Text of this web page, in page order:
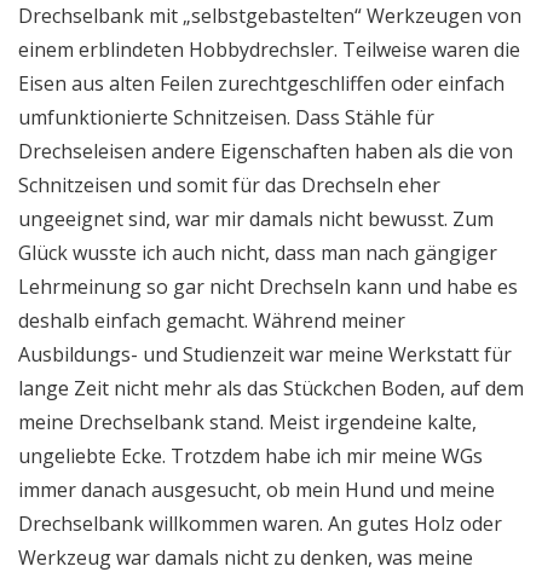
Drechselbank mit „selbstgebastelten“ Werkzeugen von
einem erblindeten Hobbydrechsler. Teilweise waren die
Eisen aus alten Feilen zurechtgeschliffen oder einfach
umfunktionierte Schnitzeisen. Dass Stähle für
Drechseleisen andere Eigenschaften haben als die von
Schnitzeisen und somit für das Drechseln eher
ungeeignet sind, war mir damals nicht bewusst. Zum
Glück wusste ich auch nicht, dass man nach gängiger
Lehrmeinung so gar nicht Drechseln kann und habe es
deshalb einfach gemacht. Während meiner
Ausbildungs- und Studienzeit war meine Werkstatt für
lange Zeit nicht mehr als das Stückchen Boden, auf dem
meine Drechselbank stand. Meist irgendeine kalte,
ungeliebte Ecke. Trotzdem habe ich mir meine WGs
immer danach ausgesucht, ob mein Hund und meine
Drechselbank willkommen waren. An gutes Holz oder
Werkzeug war damals nicht zu denken, was meine